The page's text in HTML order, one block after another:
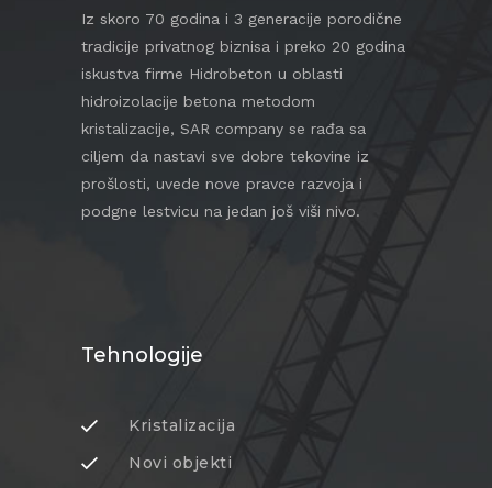
Iz skoro 70 godina i 3 generacije porodične
tradicije privatnog biznisa i preko 20 godina
iskustva firme Hidrobeton u oblasti
hidroizolacije betona metodom
kristalizacije, SAR company se rađa sa
ciljem da nastavi sve dobre tekovine iz
prošlosti, uvede nove pravce razvoja i
podgne lestvicu na jedan još viši nivo.
Tehnologije
Kristalizacija
Novi objekti